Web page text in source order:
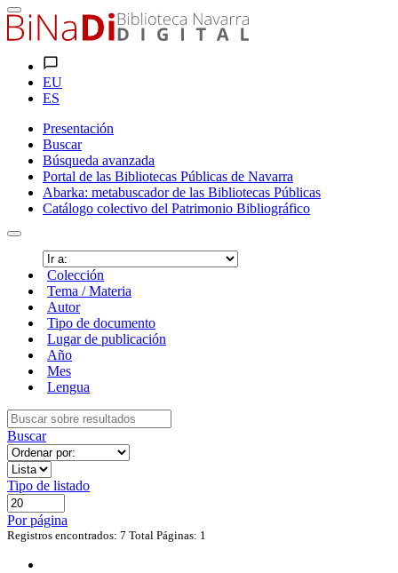
EU
ES
Presentación
Buscar
Búsqueda avanzada
Portal de las Bibliotecas Públicas de Navarra
Abarka: metabuscador de las Bibliotecas Públicas
Catálogo colectivo del Patrimonio Bibliográfico
Colección
Tema / Materia
Autor
Tipo de documento
Lugar de publicación
Año
Mes
Lengua
Buscar
Tipo de listado
Por página
Registros encontrados: 7 Total Páginas: 1